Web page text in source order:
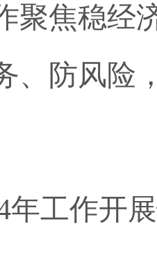
聚焦稳经
、防风险
。
年工作开